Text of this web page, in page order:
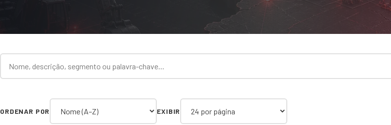
ORDENAR POR EXIBIR